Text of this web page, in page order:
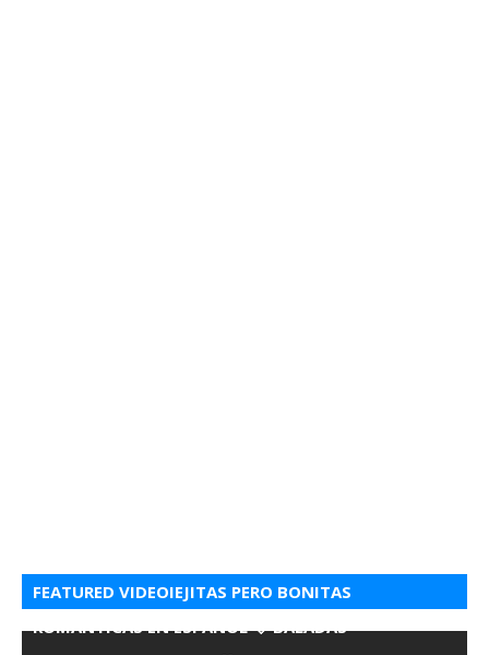
FEATURED VIDEOIEJITAS PERO BONITAS
ROMANTICAS EN ESPANOL 💘 BALADAS